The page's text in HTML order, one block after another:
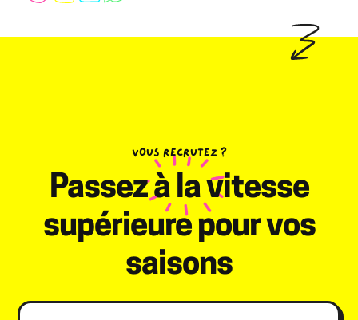
VOUS RECRUTEZ ?
Passez à la vitesse
supérieure pour vos
saisons